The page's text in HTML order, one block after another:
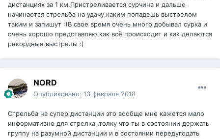
дистанциях за 1 км.Пристреливается сурчина и дальше
начинается стрельба на удачу,каким попадешь выстрелом
таким и запишут :)В свое время очень много добывал сурка и
очень хорошо представляю,как всё происходит и как делаются
рекордные выстрелы :)
NORD
Опубликовано: 13 февраля 2018
Стрельба на супер дистанции это вообще мне кажется мало
информативно для стрелка ,толку что ты в состоянии держать
группу на разумной дистанции и в состоянии передугодать